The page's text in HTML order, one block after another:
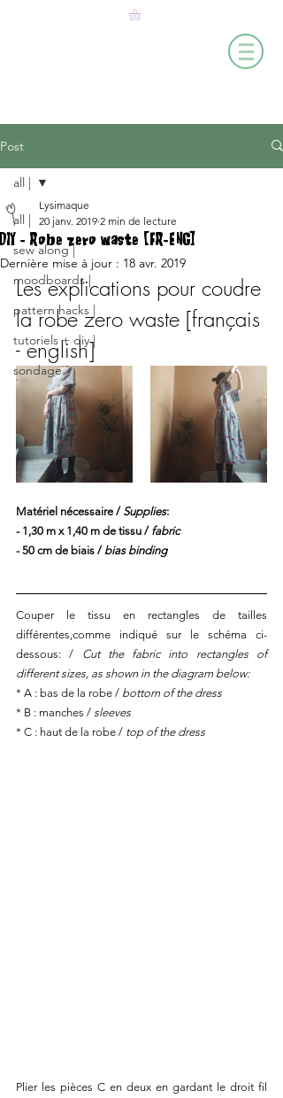
Post
all |
sew along |
moodboards |
pattern hacks |
tutoriels + diy |
sondage
all |
DIY - Robe zero waste [FR-ENG]
Lysimaque
20 janv. 2019 2 min de lecture
Dernière mise à jour : 18 avr. 2019
Les explications pour coudre
la robe zero waste [français
- english]
Matériel nécessaire / Supplies:
- 1,30 m x 1,40 m de tissu / fabric
- 50 cm de biais / bias binding
Couper le tissu en rectangles de tailles
différentes,comme indiqué sur le schéma ci-
dessous: / Cut the fabric into rectangles of
different sizes, as shown in the diagram below:
* A : bas de la robe / bottom of the dress
* B : manches / sleeves
* C : haut de la robe / top of the dress
Plier les pièces C en deux en gardant le droit fil